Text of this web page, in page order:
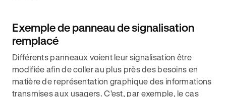
Exemple de panneau de signalisation
remplacé
Différents panneaux voient leur signalisation être
modifiée afin de coller au plus près des besoins en
matière de représentation graphique des informations
transmises aux usagers. C’est, par exemple, le cas